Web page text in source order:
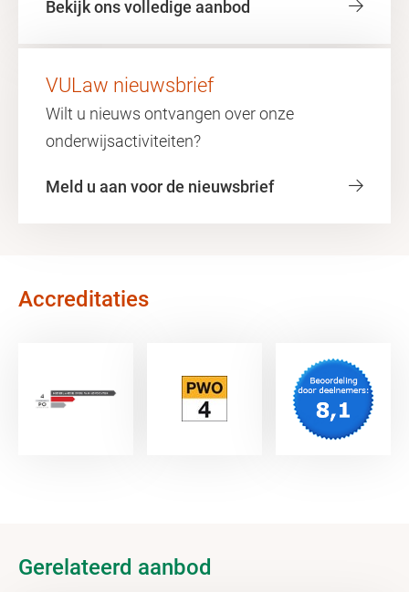
Bekijk ons volledige aanbod
VULaw nieuwsbrief
Wilt u nieuws ontvangen over onze
onderwijsactiviteiten?
Meld u aan voor de nieuwsbrief
Accreditaties
Gerelateerd aanbod